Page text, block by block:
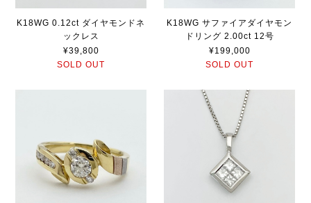
K18WG 0.12ct ダイヤモンドネ
ックレス
¥39,800
SOLD OUT
K18WG サファイアダイヤモン
ドリング 2.00ct 12号
¥199,000
SOLD OUT